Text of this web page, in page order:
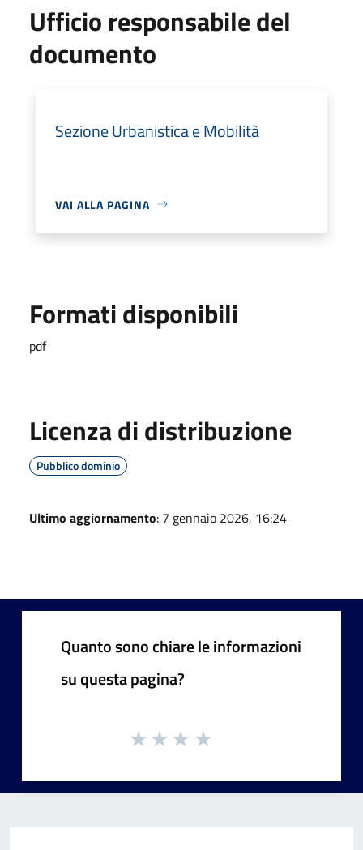
Ufficio responsabile del
documento
Sezione Urbanistica e Mobilità
VAI ALLA PAGINA
Formati disponibili
pdf
Licenza di distribuzione
Pubblico dominio
Ultimo aggiornamento: 7 gennaio 2026, 16:24
Quanto sono chiare le informazioni
su questa pagina?